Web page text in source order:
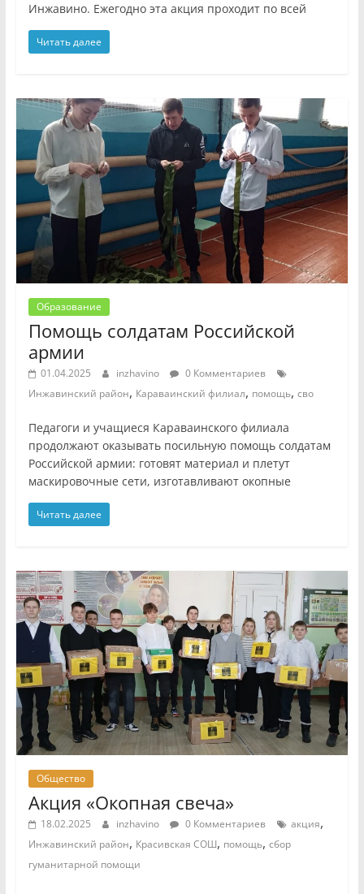
Инжавино. Ежегодно эта акция проходит по всей
Читать далее
Образование
Помощь солдатам Российской
армии
01.04.2025 inzhavino
0 Комментариев
Инжавинский район, Караваинский филиал, помощь, сво
Педагоги и учащиеся Караваинского филиала
продолжают оказывать посильную помощь солдатам
Российской армии: готовят материал и плетут
маскировочные сети, изготавливают окопные
Читать далее
Общество
Акция «Окопная свеча»
18.02.2025 inzhavino 0 Комментариев акция,
Инжавинский район, Красивская СОШ, помощь, сбор
гуманитарной помощи